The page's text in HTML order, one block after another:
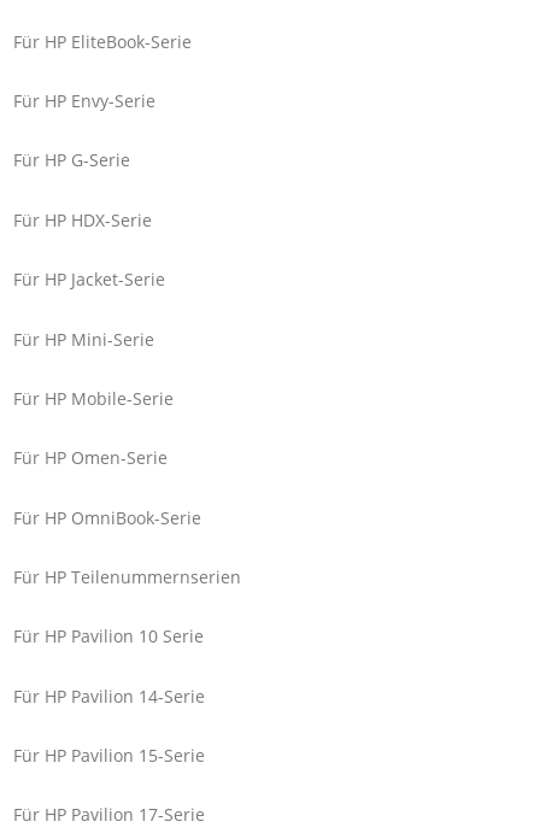
Für HP EliteBook-Serie
Für HP Envy-Serie
Für HP G-Serie
Für HP HDX-Serie
Für HP Jacket-Serie
Für HP Mini-Serie
Für HP Mobile-Serie
Für HP Omen-Serie
Für HP OmniBook-Serie
Für HP Teilenummernserien
Für HP Pavilion 10 Serie
Für HP Pavilion 14-Serie
Für HP Pavilion 15-Serie
Für HP Pavilion 17-Serie